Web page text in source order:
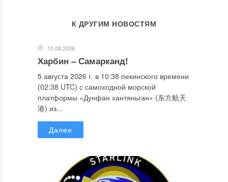
К ДРУГИМ НОВОСТЯМ
10.08.2026
Харбин – Самарканд!
5 августа 2026 г. в 10:38 пекинского времени
(02:38 UTC) с самоходной морской
платформы «Дунфан хантяньган» (东方航天
港) из...
Далее